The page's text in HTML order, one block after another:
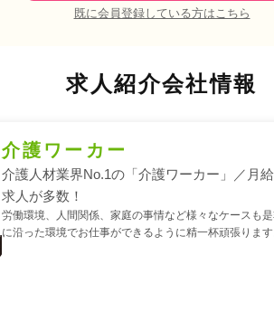
既に会員登録している方はこちら
求人紹介会社情報
介護ワーカー
介護人材業界No.1の「介護ワーカー」／月
求人が多数！
労働環境、人間関係、家庭の事情など様々なケースも
に沿った環境でお仕事ができるように精一杯頑張りま